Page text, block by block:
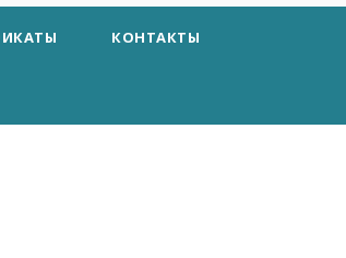
КОНТАКТЫ